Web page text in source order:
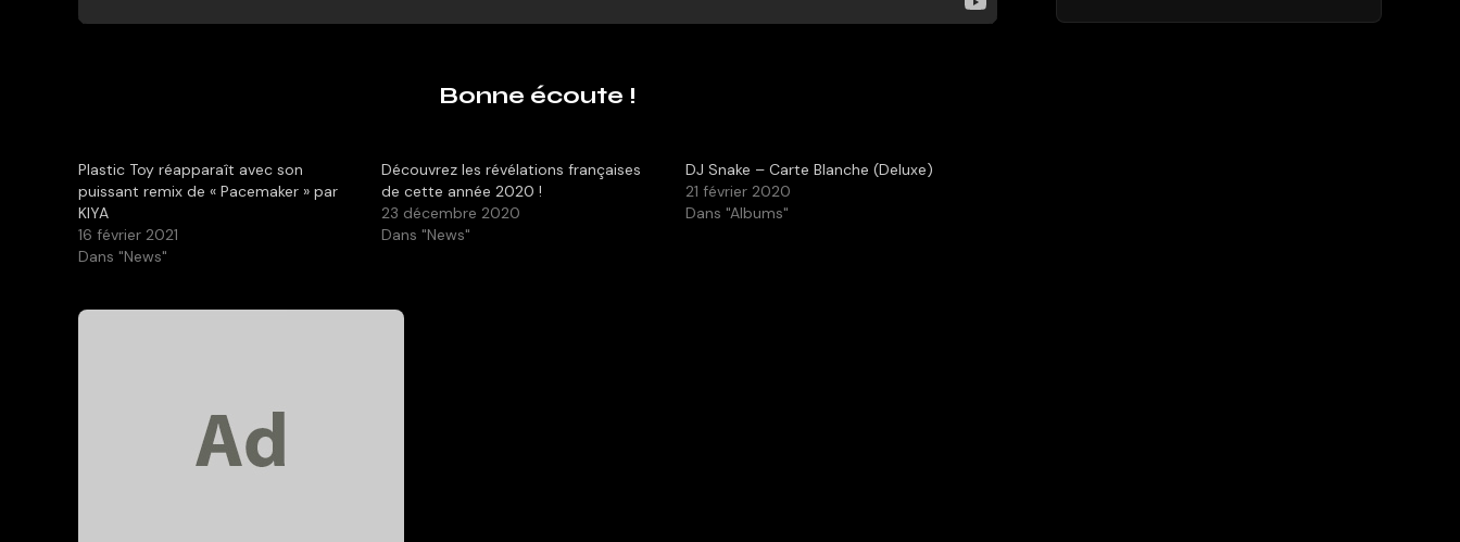
Bonne écoute !
Plastic Toy réapparaît avec son
puissant remix de « Pacemaker » par
KIYA
16 février 2021
Dans "News"
Découvrez les révélations françaises
de cette année 2020 !
23 décembre 2020
Dans "News"
DJ Snake – Carte Blanche (Deluxe)
21 février 2020
Dans "Albums"